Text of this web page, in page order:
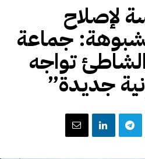
لإصلاح
جماعة
تواجه
جديدة”